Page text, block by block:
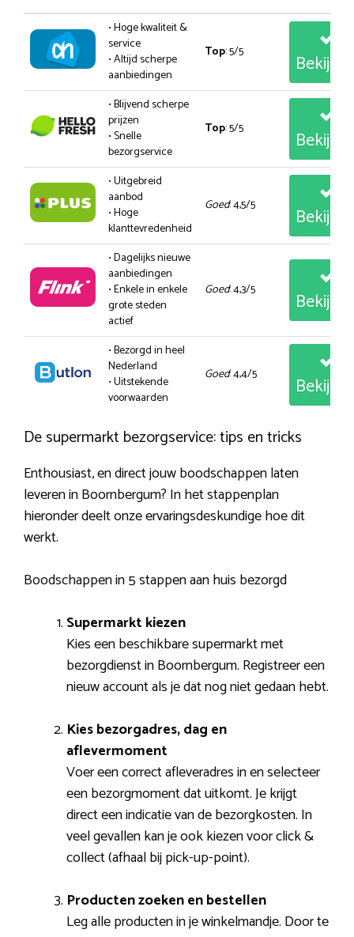
• Hoge kwaliteit &
service
• Altijd scherpe
aanbiedingen
Top: 5/5
• Blijvend scherpe
prijzen
• Snelle
bezorgservice
Top: 5/5
• Uitgebreid
aanbod
• Hoge
klanttevredenheid
Goed: 4,5/5
• Dagelijks nieuwe
aanbiedingen
• Enkele in enkele
grote steden
actief
Goed: 4,3/5
• Bezorgd in heel
Nederland
• Uitstekende
voorwaarden
Goed: 4,4/5
De supermarkt bezorgservice: tips en tricks
Enthousiast, en direct jouw boodschappen laten
leveren in Boornbergum? In het stappenplan
hieronder deelt onze ervaringsdeskundige hoe dit
werkt.
Boodschappen in 5 stappen aan huis bezorgd
Supermarkt kiezen
Kies een beschikbare supermarkt met
bezorgdienst in Boornbergum. Registreer een
nieuw account als je dat nog niet gedaan hebt.
Kies bezorgadres, dag en
aflevermoment
Voer een correct afleveradres in en selecteer
een bezorgmoment dat uitkomt. Je krijgt
direct een indicatie van de bezorgkosten. In
veel gevallen kan je ook kiezen voor click &
collect (afhaal bij pick-up-point).
Producten zoeken en bestellen
Leg alle producten in je winkelmandje. Door te